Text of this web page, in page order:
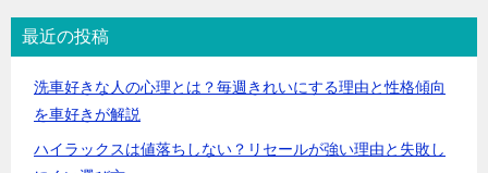
最近の投稿
洗車好きな人の心理とは？毎週きれいにする理由と性格傾向
を車好きが解説
ハイラックスは値落ちしない？リセールが強い理由と失敗し